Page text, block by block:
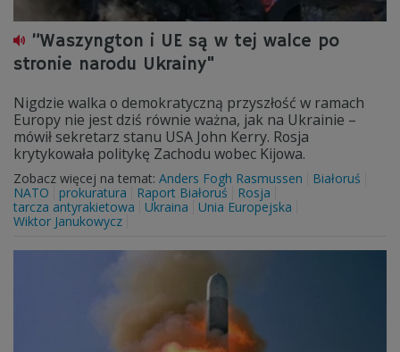
”Waszyngton i UE są w tej walce po
stronie narodu Ukrainy"
Nigdzie walka o demokratyczną przyszłość w ramach
Europy nie jest dziś równie ważna, jak na Ukrainie –
mówił sekretarz stanu USA John Kerry. Rosja
krytykowała politykę Zachodu wobec Kijowa.
Zobacz więcej na temat: Anders Fogh Rasmussen
Białoruś
NATO
prokuratura Raport Białoruś
Rosja
tarcza antyrakietowa
Ukraina
Unia Europejska
Wiktor Janukowycz